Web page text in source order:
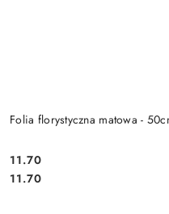
Folia florystyczna matowa -
Cena:
11.70
Cena:
11.70